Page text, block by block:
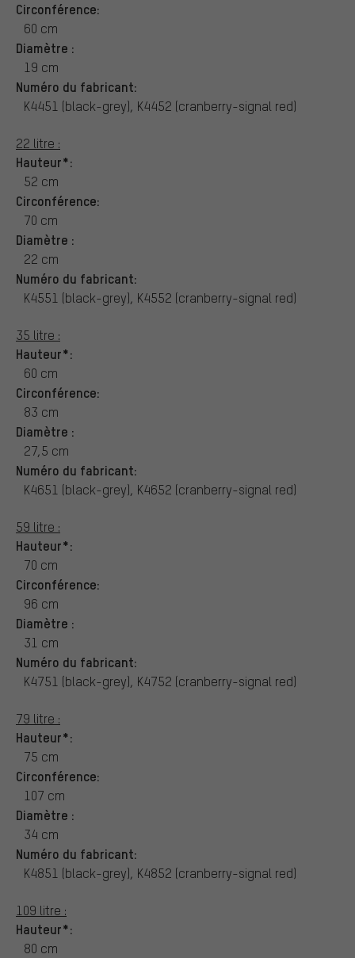
Circonférence:
60 cm
Diamètre :
19 cm
Numéro du fabricant:
K4451 (black-grey), K4452 (cranberry-signal red)
22 litre :
Hauteur*:
52 cm
Circonférence:
70 cm
Diamètre :
22 cm
Numéro du fabricant:
K4551 (black-grey), K4552 (cranberry-signal red)
35 litre :
Hauteur*:
60 cm
Circonférence:
83 cm
Diamètre :
27,5 cm
Numéro du fabricant:
K4651 (black-grey), K4652 (cranberry-signal red)
59 litre :
Hauteur*:
70 cm
Circonférence:
96 cm
Diamètre :
31 cm
Numéro du fabricant:
K4751 (black-grey), K4752 (cranberry-signal red)
79 litre :
Hauteur*:
75 cm
Circonférence:
107 cm
Diamètre :
34 cm
Numéro du fabricant:
K4851 (black-grey), K4852 (cranberry-signal red)
109 litre :
Hauteur*:
80 cm